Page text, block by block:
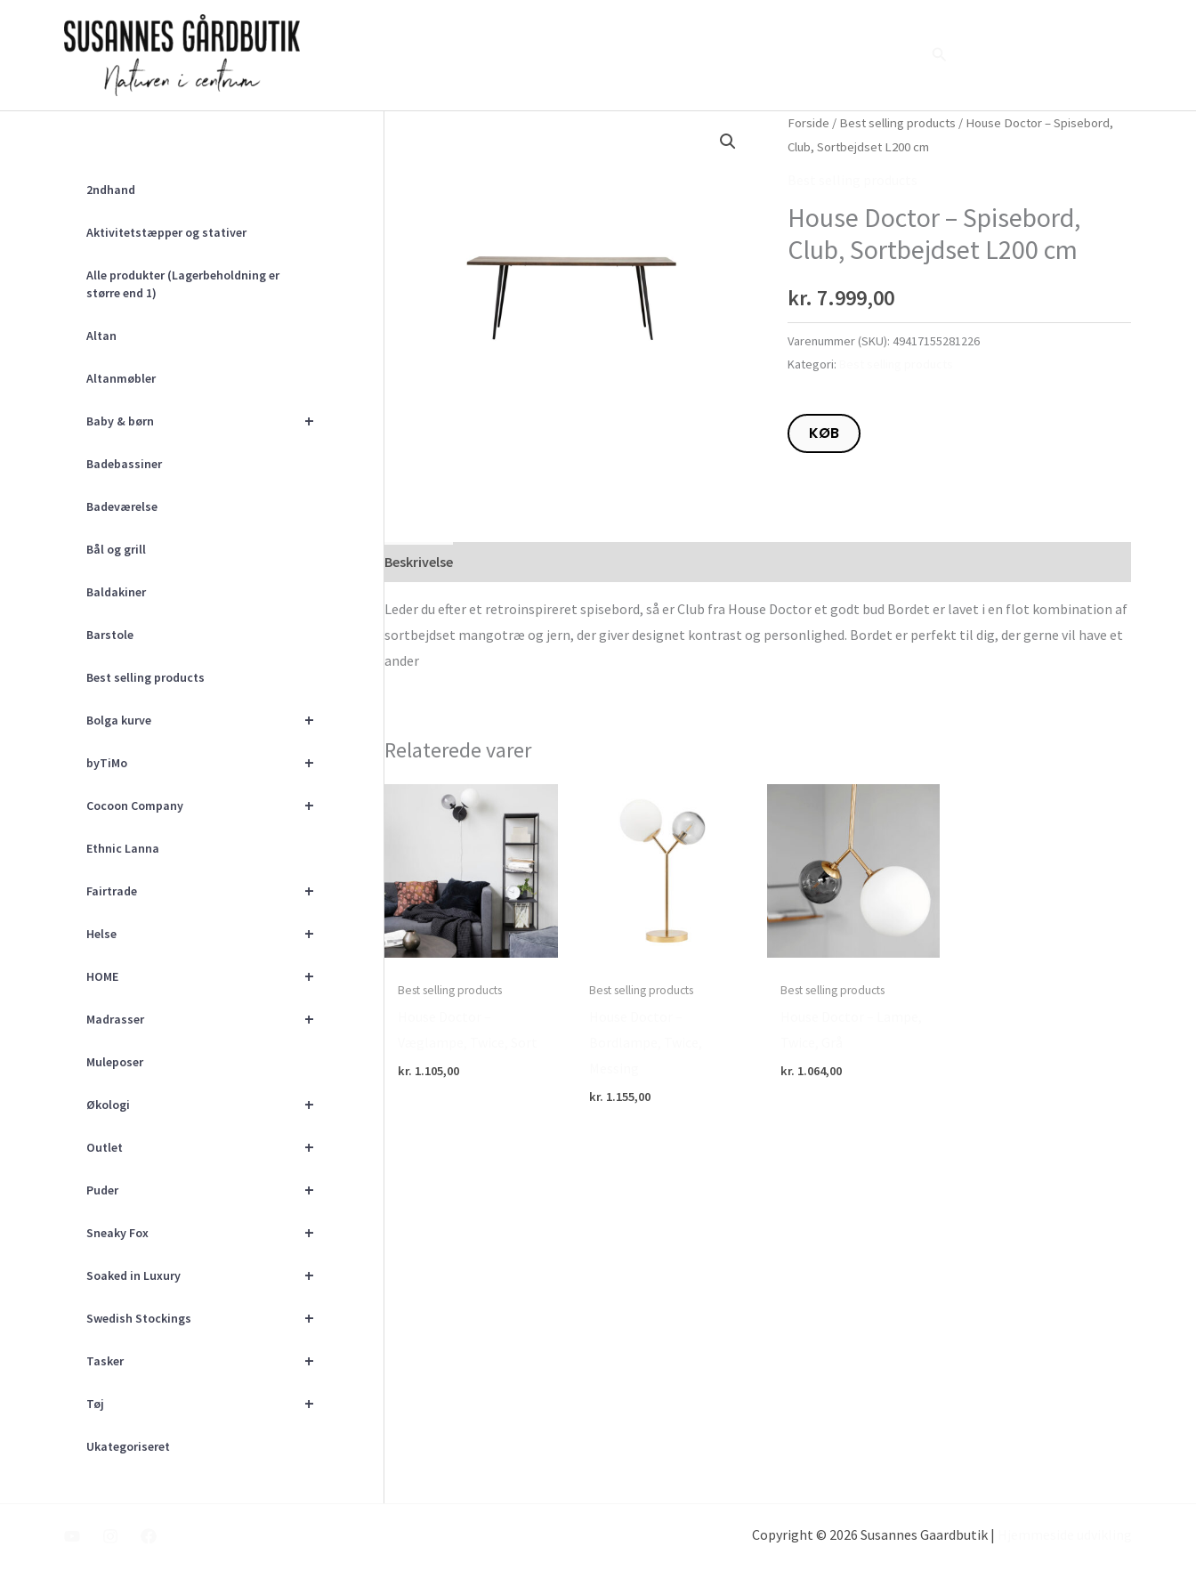
2ndhand
Aktivitetstæpper og stativer
Alle produkter (Lagerbeholdning er
større end 1)
Altan
Altanmøbler
+
Baby & børn
Badebassiner
Badeværelse
Bål og grill
Baldakiner
Barstole
Best selling products
+
Bolga kurve
+
byTiMo
+
Cocoon Company
Ethnic Lanna
+
Fairtrade
+
Helse
+
HOME
+
Madrasser
Muleposer
+
Økologi
+
Outlet
+
Puder
+
Sneaky Fox
+
Soaked in Luxury
+
Swedish Stockings
+
Tasker
+
Tøj
Ukategoriseret
Forside / Best selling products / House Doctor – Spisebord,
Club, Sortbejdset L200 cm
House Doctor – Spisebord,
Club, Sortbejdset L200 cm
kr. 7.999,00
Varenummer (SKU): 49417155281226
Kategori:
KØB
Beskrivelse
Leder du efter et retroinspireret spisebord, så er Club fra House Doctor et godt bud Bordet er lavet i en flot kombination af
sortbejdset mangotræ og jern, der giver designet kontrast og personlighed. Bordet er perfekt til dig, der gerne vil have et
ander
Relaterede varer
Best selling products
kr. 1.105,00
Best selling products
kr. 1.155,00
Best selling products
kr. 1.064,00
Copyright © 2026 Susannes Gaardbutik |